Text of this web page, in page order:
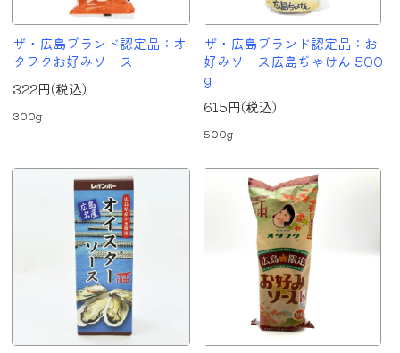
ザ・広島ブランド認定品：オ
タフクお好みソース
322円(税込)
300g
ザ・広島ブランド認定品：お
好みソース広島ぢゃけん 500
g
615円(税込)
500g